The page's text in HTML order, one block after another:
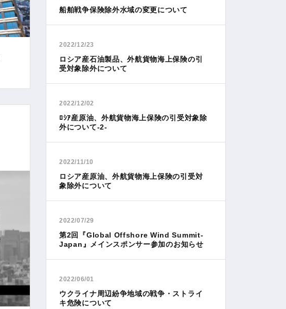
船舶戦争保険除外水域の変更について
2022/12/23
ロシア産石油製品、外航貨物海上保険の引
受対象除外について
2022/12/02
ﾛｼｱ産原油、外航貨物海上保険の引受対象除
外について-2-
2022/11/10
ロシア産原油、外航貨物海上保険の引受対
象除外について
2022/07/29
第2回『Global Offshore Wind Summit-
Japan』メインスポンサー参加のお知らせ
2022/06/01
ウクライナ周辺紛争地域の戦争・ストライ
キ危険について